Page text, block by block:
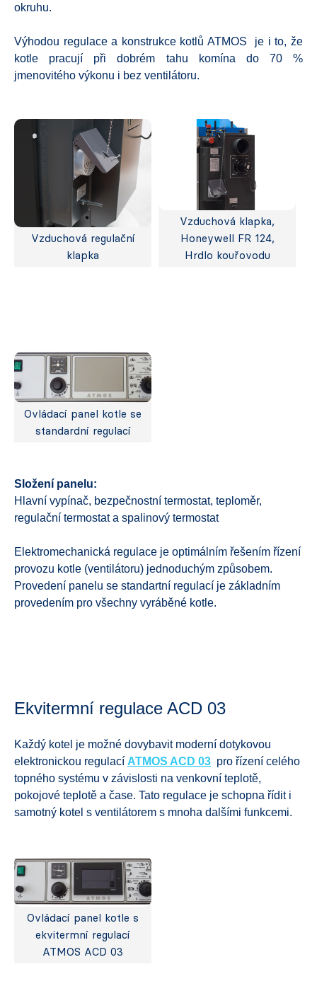
okruhu.
Výhodou regulace a konstrukce kotlů ATMOS je i to, že
kotle pracují při dobrém tahu komína do 70 %
jmenovitého výkonu i bez ventilátoru.
Vzduchová regulační
klapka
Vzduchová klapka,
Honeywell FR 124,
Hrdlo kouřovodu
Ovládací panel kotle se
standardní regulací
Složení panelu:
Hlavní vypínač, bezpečnostní termostat, teploměr,
regulační termostat a spalinový termostat
Elektromechanická regulace je optimálním řešením řízení
provozu kotle (ventilátoru) jednoduchým způsobem.
Provedení panelu se standartní regulací je základním
provedením pro všechny vyráběné kotle.
Ekvitermní regulace ACD 03
Každý kotel je možné dovybavit moderní dotykovou
elektronickou regulací ATMOS ACD 03 pro řízení celého
topného systému v závislosti na venkovní teplotě,
pokojové teplotě a čase. Tato regulace je schopna řídit i
samotný kotel s ventilátorem s mnoha dalšími funkcemi.
Ovládací panel kotle s
ekvitermní regulací
ATMOS ACD 03